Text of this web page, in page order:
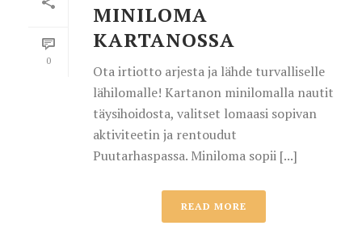
0
MINILOMA
KARTANOSSA
Ota irtiotto arjesta ja lähde turvalliselle
lähilomalle! Kartanon minilomalla nautit
täysihoidosta, valitset lomaasi sopivan
aktiviteetin ja rentoudut
Puutarhaspassa. Miniloma sopii [...]
READ MORE